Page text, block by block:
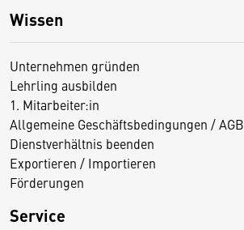
Wissen
Unternehmen gründen
Lehrling ausbilden
1. Mitarbeiter:in
Allgemeine Geschäftsbedingungen / AGB
Dienstverhältnis beenden
Exportieren / Importieren
Förderungen
Service